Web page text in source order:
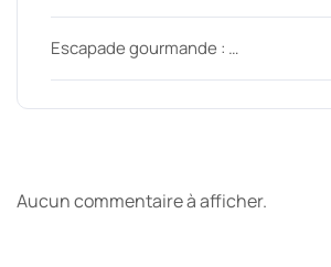
Escapade gourmande : …
Aucun commentaire à afficher.